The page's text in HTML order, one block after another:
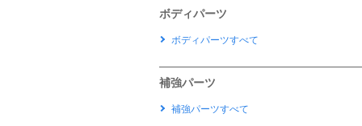
ボディパーツ
ボディパーツすべて
補強パーツ
補強パーツすべて